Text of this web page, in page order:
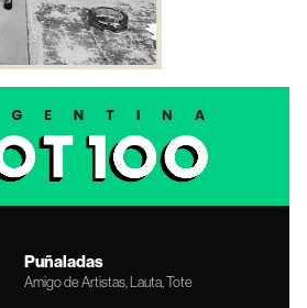
Puñaladas
Amigo de Artistas, Lauta, Tote